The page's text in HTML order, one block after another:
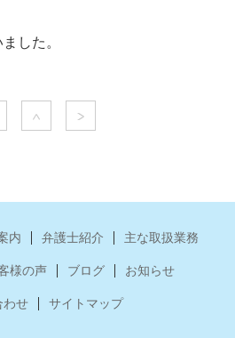
した。
内 弁護士紹介 主な取扱業務
様の声 ブログ お知らせ
わせ サイトマップ